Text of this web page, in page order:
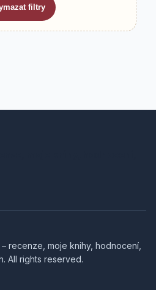
filtry
recenze, moje knihy, hodnocení,
All rights reserved.